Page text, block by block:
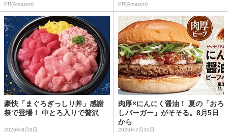
PR(Amazon) PR(Amazon)
豪快「まぐろぎっしり丼」感謝
祭で登場！ 中とろ入りで贅沢
2026年8月8日
肉厚×にんにく醤油！ 夏の「おろ
しバーガー」がそそる。8月5日
から
2026年7月30日